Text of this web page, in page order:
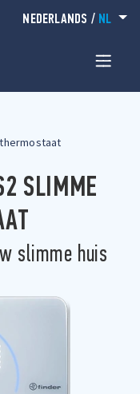
NEDERLANDS / NL
thermostaat
SLIMME
slimme huis